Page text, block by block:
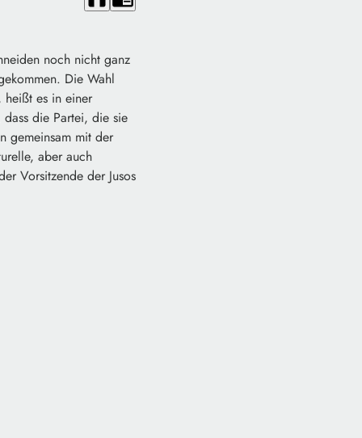
noch nicht ganz
Die Wahl
heißt es in einer
dass die Partei, die sie
gemeinsam mit der
aber auch
Vorsitzende der Jusos